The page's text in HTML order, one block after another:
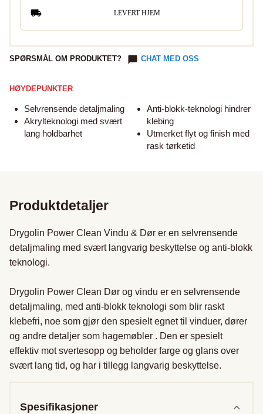
LEVERT HJEM
SPØRSMÅL OM PRODUKTET? CHAT MED OSS
HØYDEPUNKTER
Selvrensende detaljmaling
Akrylteknologi med svært
lang holdbarhet
Anti-blokk-teknologi hindrer
klebing
Utmerket flyt og finish med
rask tørketid
Produktdetaljer
Drygolin Power Clean Vindu & Dør er en selvrensende
detaljmaling med svært langvarig beskyttelse og anti-blokk
teknologi.
Drygolin Power Clean Dør og vindu er en selvrensende
detaljmaling, med anti-blokk teknologi som blir raskt
klebefri, noe som gjør den spesielt egnet til vinduer, dører
og andre detaljer som hagemøbler . Den er spesielt
effektiv mot svertesopp og beholder farge og glans over
svært lang tid, og har i tillegg langvarig beskyttelse.
Spesifikasjoner